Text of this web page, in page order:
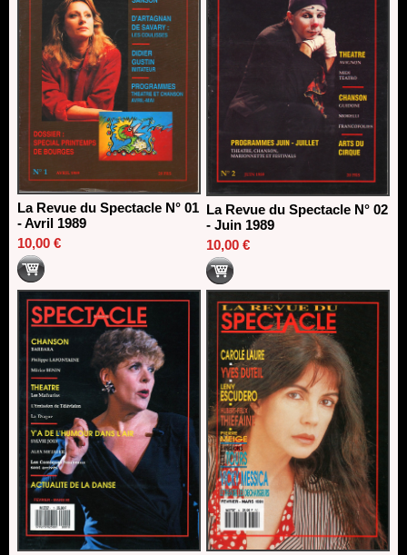
La Revue du Spectacle N° 01
- Avril 1989
10,00 €
La Revue du Spectacle N° 02
- Juin 1989
10,00 €